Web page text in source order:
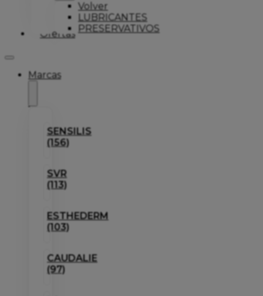
Volver
LUBRICANTES
PRESERVATIVOS
Ofertas
Marcas
SENSILIS
(156)
SVR
(113)
ESTHEDERM
(103)
CAUDALIE
(97)